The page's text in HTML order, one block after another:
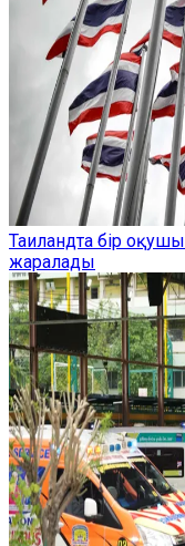
Таиландта бір
жаралады